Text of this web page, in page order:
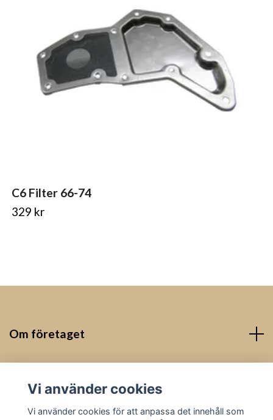
C6 Filter 66-74
329 kr
Om företaget
Sociala medier
Vi använder cookies
Vi använder cookies för att anpassa det innehåll som